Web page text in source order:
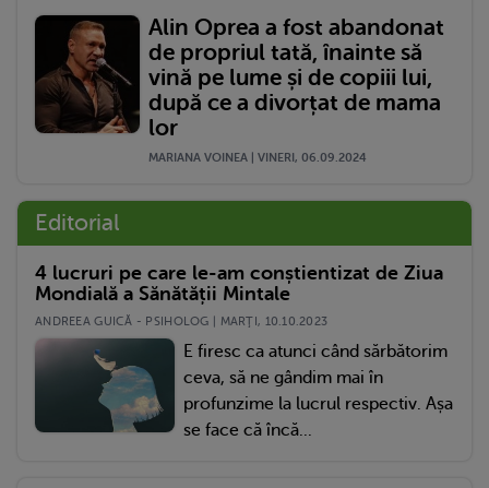
Alin Oprea a fost abandonat
de propriul tată, înainte să
vină pe lume și de copiii lui,
după ce a divorțat de mama
lor
MARIANA VOINEA | VINERI, 06.09.2024
Editorial
4 lucruri pe care le-am conștientizat de Ziua
Mondială a Sănătății Mintale
ANDREEA GUICĂ - PSIHOLOG | MARŢI, 10.10.2023
E firesc ca atunci când sărbătorim
ceva, să ne gândim mai în
profunzime la lucrul respectiv. Așa
se face că încă...